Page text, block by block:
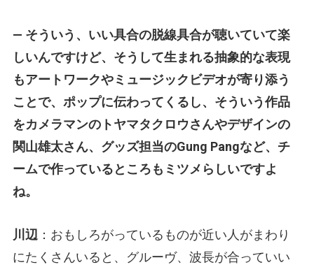
— そういう、いい具合の脱線具合が聴いていて楽
しいんですけど、そうして生まれる抽象的な表現
もアートワークやミュージックビデオが寄り添う
ことで、ポップに伝わってくるし、そういう作品
をカメラマンのトヤマタクロウさんやデザインの
関山雄太さん、グッズ担当のGung Pangなど、チ
ームで作っているところもミツメらしいですよ
ね。
川辺 ：おもしろがっているものが近い人がまわり
にたくさんいると、グルーヴ、波長が合っていい